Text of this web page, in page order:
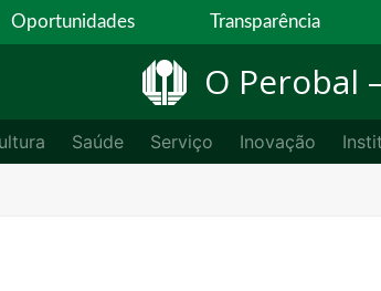
Oportunidades Transparência
O Perobal
Saúde Serviço Inovação